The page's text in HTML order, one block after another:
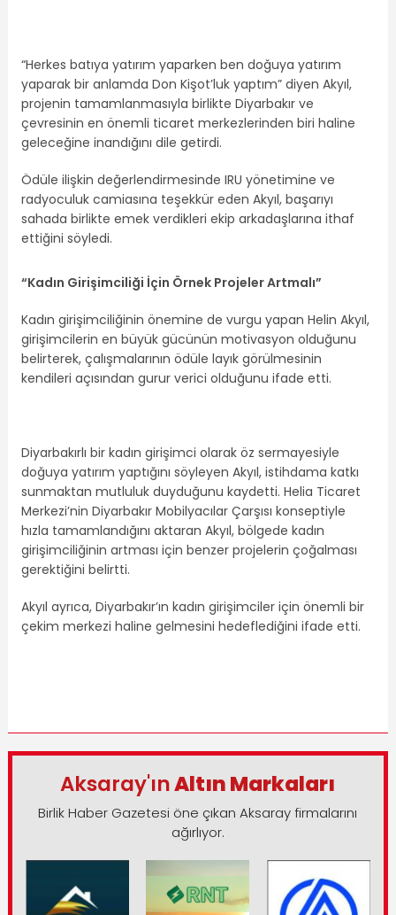
“Herkes batıya yatırım yaparken ben doğuya yatırım
yaparak bir anlamda Don Kişot’luk yaptım” diyen Akyıl,
projenin tamamlanmasıyla birlikte Diyarbakır ve
çevresinin en önemli ticaret merkezlerinden biri haline
geleceğine inandığını dile getirdi.
Ödüle ilişkin değerlendirmesinde IRU yönetimine ve
radyoculuk camiasına teşekkür eden Akyıl, başarıyı
sahada birlikte emek verdikleri ekip arkadaşlarına ithaf
ettiğini söyledi.
“Kadın Girişimciliği İçin Örnek Projeler Artmalı”
Kadın girişimciliğinin önemine de vurgu yapan Helin Akyıl,
girişimcilerin en büyük gücünün motivasyon olduğunu
belirterek, çalışmalarının ödüle layık görülmesinin
kendileri açısından gurur verici olduğunu ifade etti.
Diyarbakırlı bir kadın girişimci olarak öz sermayesiyle
doğuya yatırım yaptığını söyleyen Akyıl, istihdama katkı
sunmaktan mutluluk duyduğunu kaydetti. Helia Ticaret
Merkezi’nin Diyarbakır Mobilyacılar Çarşısı konseptiyle
hızla tamamlandığını aktaran Akyıl, bölgede kadın
girişimciliğinin artması için benzer projelerin çoğalması
gerektiğini belirtti.
Akyıl ayrıca, Diyarbakır’ın kadın girişimciler için önemli bir
çekim merkezi haline gelmesini hedeflediğini ifade etti.
Aksaray'ınAltın Markaları
Birlik Haber Gazetesi öne çıkan Aksaray firmalarını
ağırlıyor.